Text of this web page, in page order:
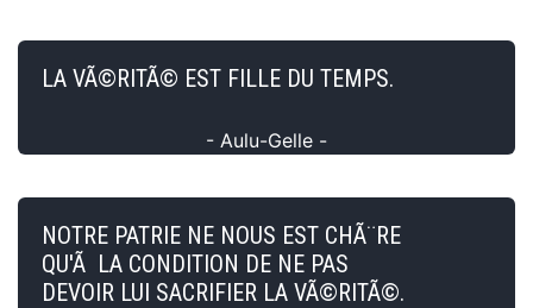
LA VÃ©RITÃ© EST FILLE DU TEMPS.
- Aulu-Gelle -
NOTRE PATRIE NE NOUS EST CHÃ¨RE
QU'Ã LA CONDITION DE NE PAS
DEVOIR LUI SACRIFIER LA VÃ©RITÃ©.